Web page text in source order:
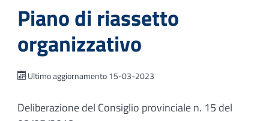
Piano di riassetto
organizzativo
Ultimo aggiornamento 15-03-2023
Deliberazione del Consiglio provinciale n. 15 del